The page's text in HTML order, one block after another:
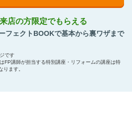
店の方限定でもらえる
フェクトBOOKで基本から裏ワザまで
です
FP講師が担当する特別講座・リフォームの講座は特
ります。